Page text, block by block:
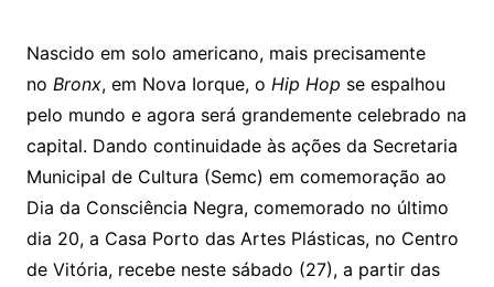
at
s
A
p
p
c
e
b
o
o
k
itt
er
ai
l
Nascido em solo americano, mais precisamente
no Bronx, em Nova Iorque, o Hip Hop se espalhou
pelo mundo e agora será grandemente celebrado na
capital. Dando continuidade às ações da Secretaria
Municipal de Cultura (Semc) em comemoração ao
Dia da Consciência Negra, comemorado no último
dia 20, a Casa Porto das Artes Plásticas, no Centro
de Vitória, recebe neste sábado (27), a partir das